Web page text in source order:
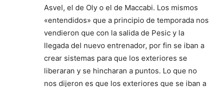
Asvel, el de Oly o el de Maccabi. Los mismos
«entendidos» que a principio de temporada nos
vendieron que con la salida de Pesic y la
llegada del nuevo entrenador, por fin se iban a
crear sistemas para que los exteriores se
liberaran y se hincharan a puntos. Lo que no
nos dijeron es que los exteriores que se iban a